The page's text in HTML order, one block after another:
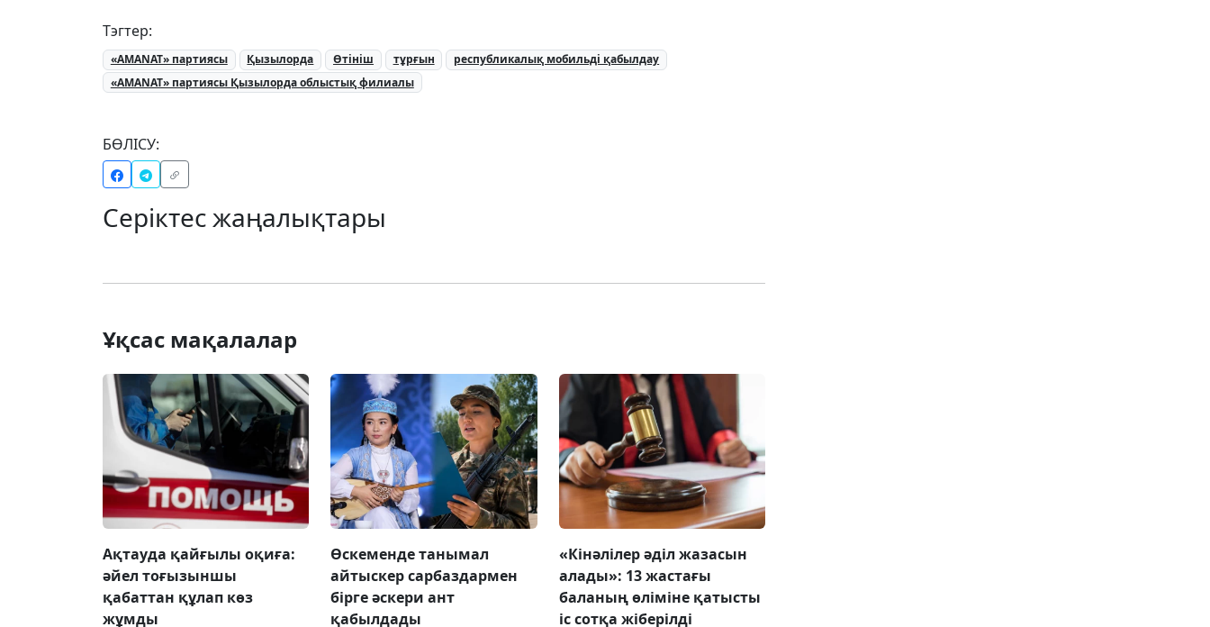
Тэгтер:
«AMANAT» партиясы Қызылорда Өтініш тұрғын
республикалық мобильді қабылдау
«AMANAT» партиясы Қызылорда облыстық филиалы
БӨЛІСУ:
Серіктес жаңалықтары
Ұқсас мақалалар
Ақтауда қайғылы оқиға:
әйел тоғызыншы
қабаттан құлап көз
жұмды
Өскеменде танымал
айтыскер сарбаздармен
бірге әскери ант
қабылдады
«Кінәлілер әділ жазасын
алады»: 13 жастағы
баланың өліміне қатысты
іс сотқа жіберілді